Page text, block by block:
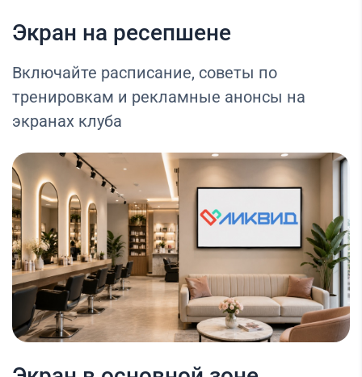
Экран на ресепшене
Включайте расписание, советы по
тренировкам и рекламные анонсы на
экранах клуба